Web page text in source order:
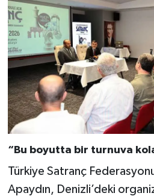
“Bu boyutta bir turnuva
Türkiye Satranç
Apaydın, Denizli’deki